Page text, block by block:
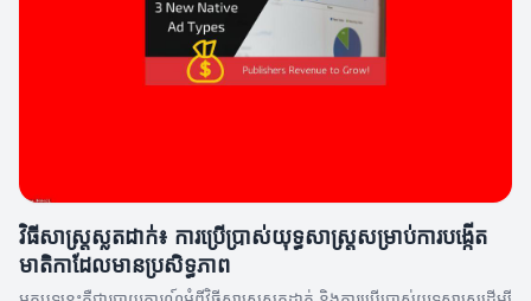
វិធីសាស្រ្តស្លតដាក់៖ ការប្រើប្រាស់យុទ្ធសាស្ត្រសម្រាប់ការបង្កើត
មាតិកាដែលមានប្រសិទ្ធភាព